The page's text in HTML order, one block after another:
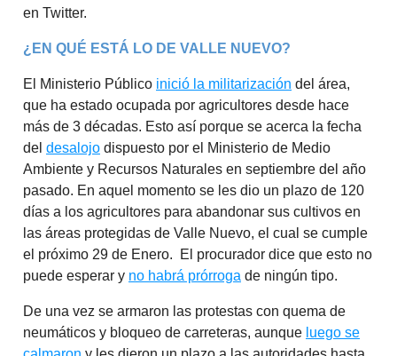
en Twitter.
¿EN QUÉ ESTÁ LO DE VALLE NUEVO?
El Ministerio Público inició la militarización del área,
que ha estado ocupada por agricultores desde hace
más de 3 décadas. Esto así porque se acerca la fecha
del desalojo dispuesto por el Ministerio de Medio
Ambiente y Recursos Naturales en septiembre del año
pasado. En aquel momento se les dio un plazo de 120
días a los agricultores para abandonar sus cultivos en
las áreas protegidas de Valle Nuevo, el cual se cumple
el próximo 29 de Enero. El procurador dice que esto no
puede esperar y no habrá prórroga de ningún tipo.
De una vez se armaron las protestas con quema de
neumáticos y bloqueo de carreteras, aunque luego se